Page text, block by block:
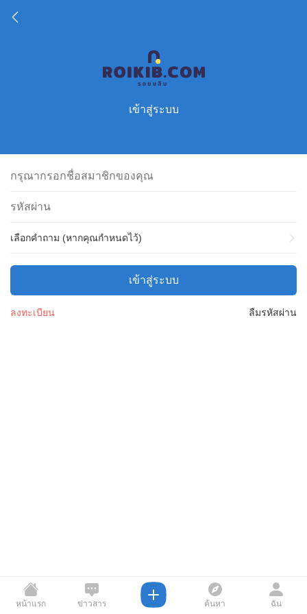
เข้าสู่ระบบ
เลือกคำถาม (หากคุณกำหนดไว้)
เข้าสู่ระบบ
ลืมรหัสผ่าน
ลงทะเบียน
หน้าแรก ข่าวสาร ค้นหา ฉัน